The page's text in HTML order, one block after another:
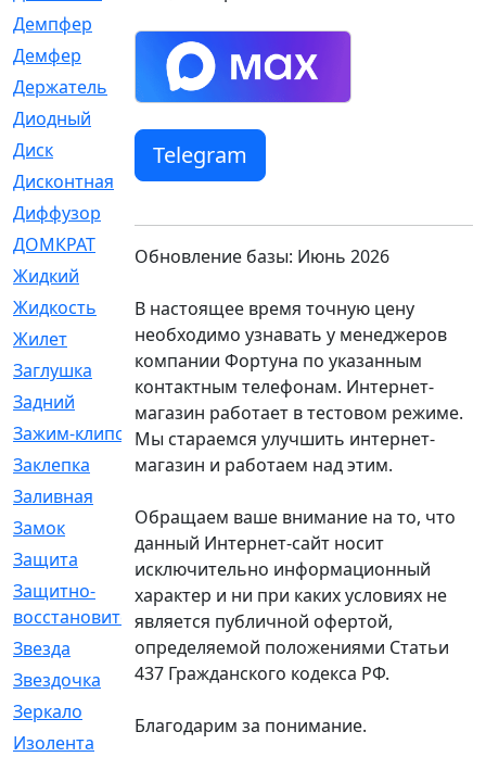
Демпфер
[2]
Демфер
[1]
Держатель
[5]
Диодный
Диск
[418]
Дисконтная
[1]
Диффузор
ДОМКРАТ
Жидкий
Жидкость
[80]
Жилет
[1]
Заглушка
[21]
Задний
Зажим-клипса
[1]
Заклепка
[1]
Заливная
Замок
[12]
Защита
[79]
Защитно-
восстановительный
[4]
Звезда
[1]
Звездочка
[5]
Зеркало
Изолента
[1]
Telegram
Обновление базы: Июнь 2026
В настоящее время точную цену
необходимо узнавать у менеджеров
компании Фортуна по указанным
контактным телефонам. Интернет-
магазин работает в тестовом режиме.
Мы стараемся улучшить интернет-
магазин и работаем над этим.
Обращаем ваше внимание на то, что
данный Интернет-сайт носит
исключительно информационный
характер и ни при каких условиях не
является публичной офертой,
определяемой положениями Статьи
437 Гражданского кодекса РФ.
Благодарим за понимание.